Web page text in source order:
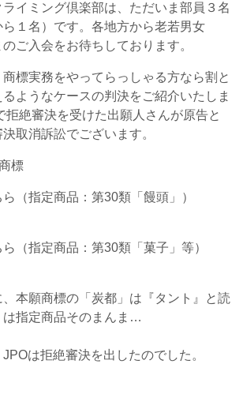
イミング倶楽部は、ただいま部員３名
ら１名）です。各地方から老若男女
ご入会をお待ちしております。
標実務をやってらっしゃる方なら割と
ようなケースの判決をご紹介いたしま
拒絶審決を受けた出願人さんが原告と
取消訴訟でございます。
標
（指定商品：第30類「饅頭」）
（指定商品：第30類「菓子」等）
本願商標の「炭都」は『タント』と読
は指定商品そのまんま…
は拒絶審決を出したのでした。